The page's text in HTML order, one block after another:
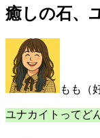
癒しの石、
もも（
ユナカイトってど